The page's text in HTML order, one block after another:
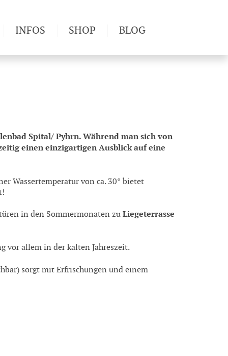
Spital/ Pyhrn. Während man sich von
einen einzigartigen Ausblick auf eine
Wassertemperatur von ca. 30° bietet
in den Sommermonaten zu Liegeterrasse
vor allem in der kalten Jahreszeit.
sorgt mit Erfrischungen und einem
INFOS
Newsletter
SHOP BLOG